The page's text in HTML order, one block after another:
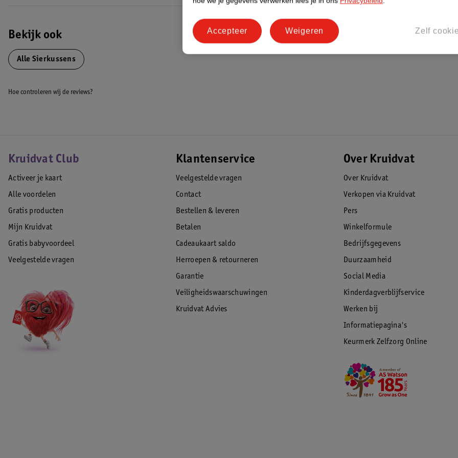
Bekijk ook
Alle Sierkussens
Hoe controleren wij de reviews?
Kruidvat Club
Activeer je kaart
Alle voordelen
Gratis producten
Mijn Kruidvat
Gratis babyvoordeel
Veelgestelde vragen
Klantenservice
Veelgestelde vragen
Contact
Bestellen & leveren
Betalen
Cadeaukaart saldo
Herroepen & retourneren
Garantie
Veiligheidswaarschuwingen
Kruidvat Advies
Over Kruidvat
Over Kruidvat
Verkopen via Kruidvat
Pers
Winkelformule
Bedrijfsgegevens
Duurzaamheid
Social Media
Kinderdagverblijfservice
Werken bij
Informatiepagina's
Keurmerk Zelfzorg Online
Zelf
Weigeren
Accepteer